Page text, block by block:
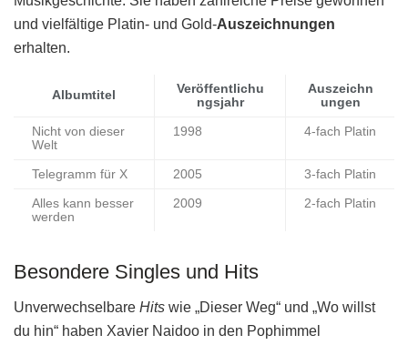
und vielfältige Platin- und Gold-Auszeichnungen
erhalten.
Albumtitel
Veröffentlichu
ngsjahr
Auszeichn
ungen
Nicht von dieser
Welt
1998 4-fach Platin
Telegramm für X 2005 3-fach Platin
Alles kann besser
werden
2009 2-fach Platin
Besondere Singles und Hits
Unverwechselbare Hits wie „Dieser Weg“ und „Wo willst
du hin“ haben Xavier Naidoo in den Pophimmel